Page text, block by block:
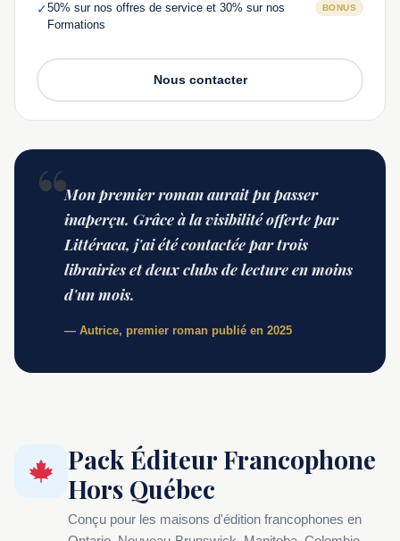
✓50% sur nos offres de service et 30% sur nos
Formations
BONUS
Nous contacter
Mon premier roman aurait pu passer
inaperçu. Grâce à la visibilité offerte par
Littéraca, j'ai été contactée par trois
librairies et deux clubs de lecture en moins
d'un mois.
— Autrice, premier roman publié en 2025
Pack Éditeur Francophone
Hors Québec
Conçu pour les maisons d'édition francophones en